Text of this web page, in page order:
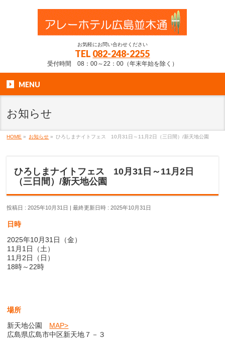
お気軽にお問い合わせください
TEL 082-248-2255
受付時間 08：00～22：00（年末年始を除く）
MENU
お知らせ
HOME » お知らせ » ひろしまナイトフェス 10月31日～11月2日（三日間）/新天地公園
ひろしまナイトフェス 10月31日～11月2日
（三日間）/新天地公園
投稿日 : 2025年10月31日 最終更新日時 : 2025年10月31日
日時
2025年10月31日（金）
11月1日（土）
11月2日（日）
18時～22時
場所
新天地公園 MAP>
広島県広島市中区新天地７－３